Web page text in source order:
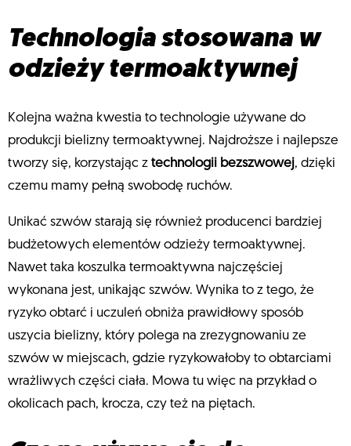
Technologia stosowana w
odzieży termoaktywnej
Kolejna ważna kwestia to technologie używane do
produkcji bielizny termoaktywnej. Najdroższe i najlepsze
tworzy się, korzystając z technologii bezszwowej, dzięki
czemu mamy pełną swobodę ruchów.
Unikać szwów starają się również producenci bardziej
budżetowych elementów odzieży termoaktywnej.
Nawet taka koszulka termoaktywna najczęściej
wykonana jest, unikając szwów. Wynika to z tego, że
ryzyko obtarć i uczuleń obniża prawidłowy sposób
uszycia bielizny, który polega na zrezygnowaniu ze
szwów w miejscach, gdzie ryzykowałoby to obtarciami
wrażliwych części ciała. Mowa tu więc na przykład o
okolicach pach, krocza, czy też na piętach.